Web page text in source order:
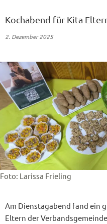
Kochabend für Kita
2. Dezember 2025
Foto: Larissa Frieling
Am Dienstagabend fand ein
Eltern der